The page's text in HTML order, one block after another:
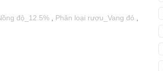
độ_12.5% , Phân loại rượu_Vang đỏ ,